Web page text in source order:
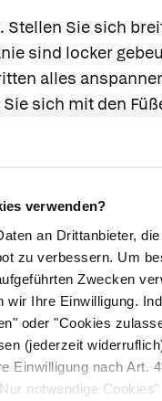
verwenden?
an Drittanbieter, die
zu verbessern. Um
Zwecken
wir Ihre Einwilligung.
oder "Cookies
(jederzeit
Einwilligung nach Art.
notwendige
Stellen Sie sich
sind locker
alles
sich mit den
anspannen –
Po
– Bauch
halten –
lösen. Lassen
zeigen.Wenn
den Kopf
kann eines